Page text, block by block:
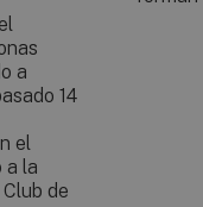
a
14
el
a la
de